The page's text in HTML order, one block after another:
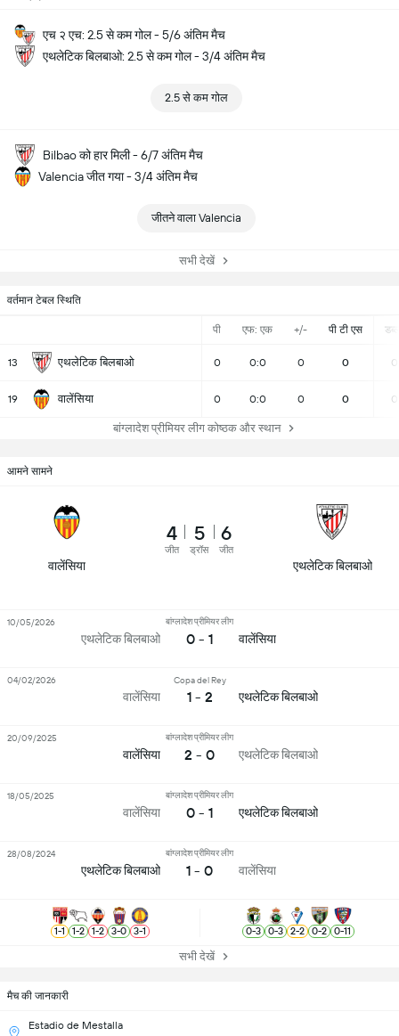
एच २ एच: 2.5 से कम गोल - 5/6 अंतिम मैच
एथलेटिक बिलबाओ: 2.5 से कम गोल - 3/4 अंतिम मैच
2.5 से कम गोल
Bilbao को हार मिली - 6/7 अंतिम मैच
Valencia जीत गया - 3/4 अंतिम मैच
जीतने वाला Valencia
सभी देखें
वर्तमान टेबल स्थिति
पी एफ: एक +/- पी टी एस
13 एथलेटिक बिलबाओ 0 0:0 0 0 0
19 वालेंसिया 0 0:0 0 0 0
बांग्लादेश प्रीमियर लीग कोष्ठक और स्थान
मैच की जानकारी
Estadio de Mestalla
आमने सामने
वालेंसिया
4
जीत
5
ड्रॉस
6
जीत
एथलेटिक बिलबाओ
एथलेटिक बिलबाओ
बांग्लादेश प्रीमियर लीग
0 - 1 वालेंसिया
10/05/2026
वालेंसिया
Copa del Rey
1 - 2 एथलेटिक बिलबाओ
04/02/2026
वालेंसिया
बांग्लादेश प्रीमियर लीग
2 - 0 एथलेटिक बिलबाओ
20/09/2025
वालेंसिया
बांग्लादेश प्रीमियर लीग
0 - 1 एथलेटिक बिलबाओ
18/05/2025
एथलेटिक बिलबाओ
बांग्लादेश प्रीमियर लीग
1 - 0 वालेंसिया
28/08/2024
1-1 1-2 1-2 3-0 3-1 0-3 0-3 2-2 0-2 0-11
सभी देखें